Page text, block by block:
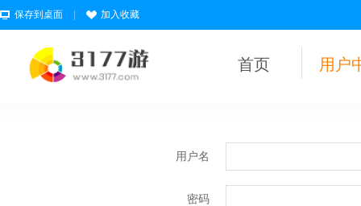
保存到桌面 加入收藏
首页 用户
用户名
密码